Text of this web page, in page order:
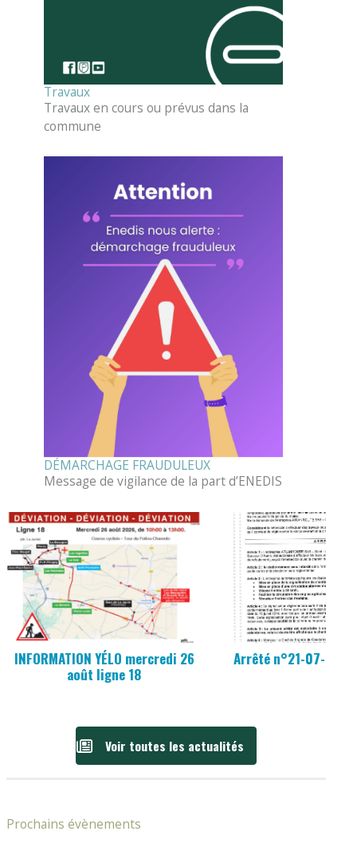
Travaux
Travaux en cours ou prévus dans la
commune
DÉMARCHAGE FRAUDULEUX
Message de vigilance de la part d’ENEDIS
INFORMATION YÉLO mercredi 26
août ligne 18
Arrêté n°21-07-
Voir toutes les actualités
Prochains évènements